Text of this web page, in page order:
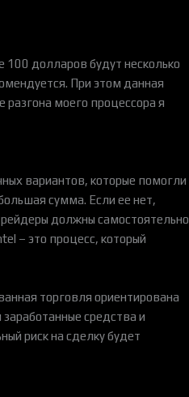
100 долларов будут несколько
При этом данная
разгона моего процессора я
вариантов, которые помогли
сумма. Если ее нет,
должны самостоятельно
– это процесс, который
торговля ориентирована
средства и
риск на сделку будет